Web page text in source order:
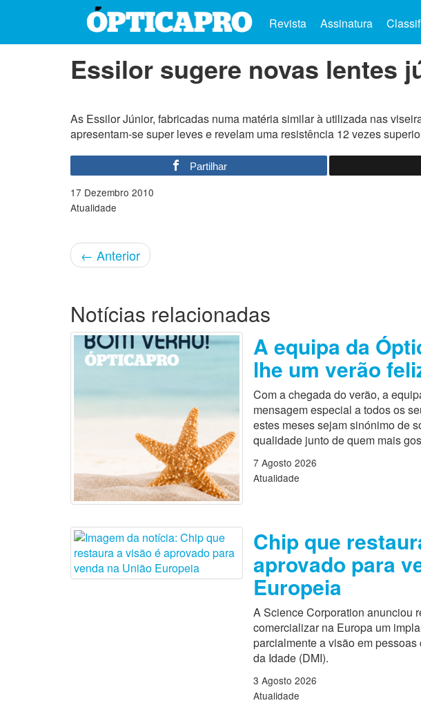
Revista Assinatura
Essilor sugere novas lentes
As Essilor Júnior, fabricadas numa matéria similar à utilizada nas
apresentam-se super leves e revelam uma resistência 12 vezes
Partilhar
17 Dezembro 2010
Atualidade
← Anterior
Notícias relacionadas
A equipa da
lhe um verão
Com a chegada do verão, a
mensagem especial a todos os
estes meses sejam sinónimo de
qualidade junto de quem mais
7 Agosto 2026
Atualidade
Chip que
aprovado para
Europeia
A Science Corporation anunciou
comercializar na Europa um
parcialmente a visão em
da Idade (DMI).
3 Agosto 2026
Atualidade